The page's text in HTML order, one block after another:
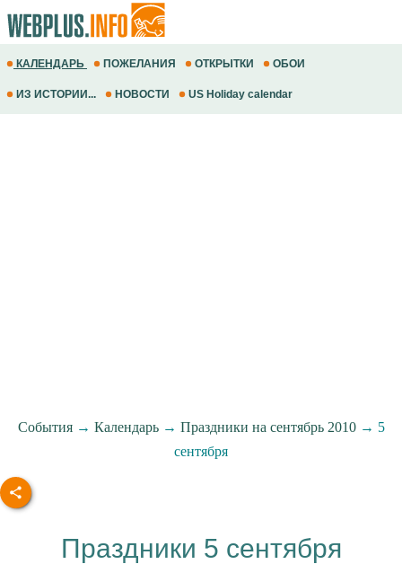
КАЛЕНДАРЬ ПОЖЕЛАНИЯ ОТКРЫТКИ ОБОИ
ИЗ ИСТОРИИ... НОВОСТИ US Holiday calendar
События→ Календарь→ Праздники на сентябрь 2010→ 5
сентября
Праздники 5 сентября